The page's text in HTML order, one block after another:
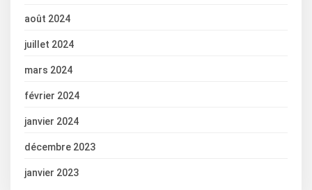
août 2024
juillet 2024
mars 2024
février 2024
janvier 2024
décembre 2023
janvier 2023